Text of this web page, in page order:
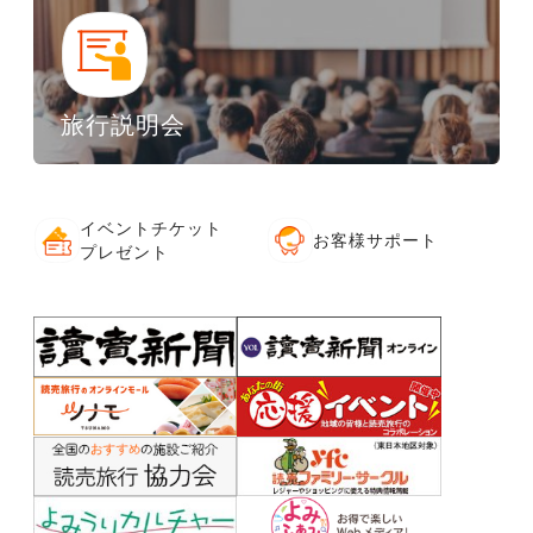
旅行説明会
イベントチケット
プレゼント
お客様サポート